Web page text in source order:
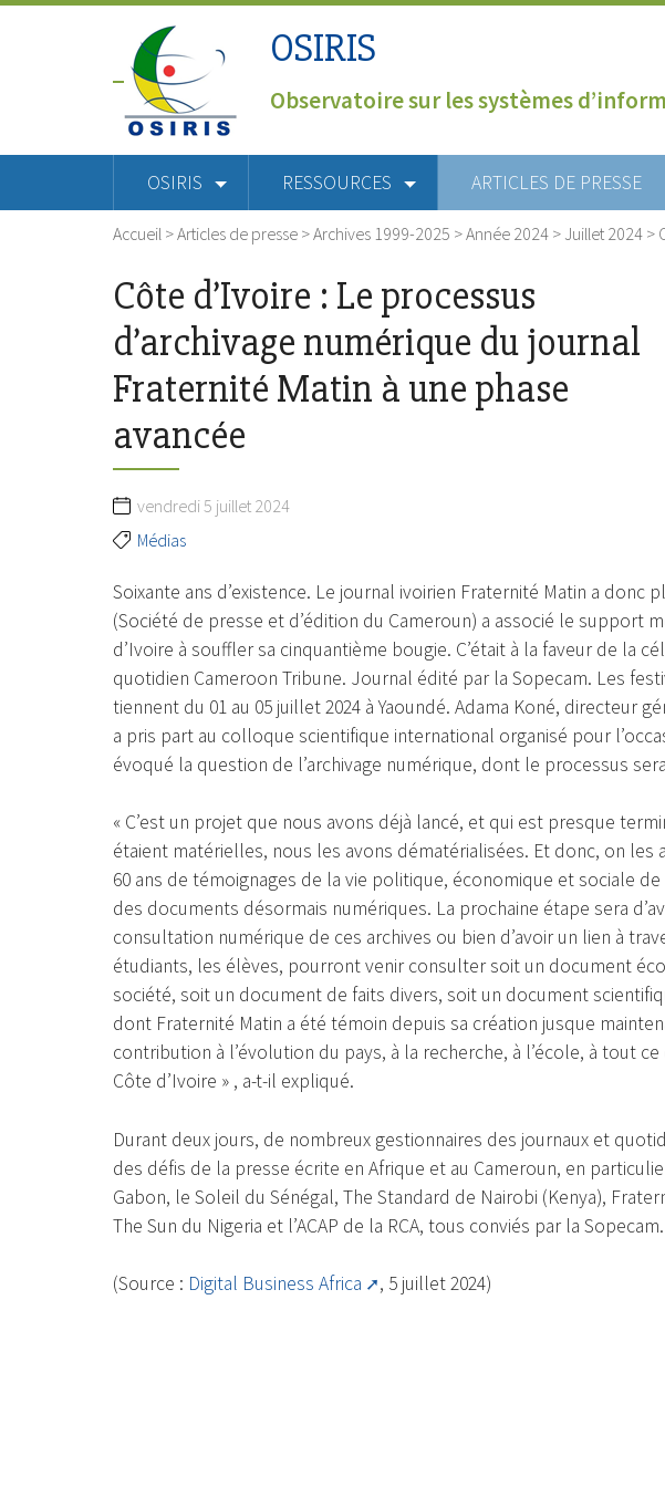
OSIRIS
Observatoire sur les systèmes
OSIRIS RESSOURCES ARTICLES DE PRESSE
Accueil >Articles de presse >Archives 1999-2025 >Année 2024 > Juillet 2024 >
Côte d’Ivoire : Le processus
d’archivage numérique du journal
Fraternité Matin à une phase
avancée
vendredi 5 juillet 2024
Médias
Soixante ans d’existence. Le journal ivoirien Fraternité Matin a donc
(Société de presse et d’édition du Cameroun) a associé le support
d’Ivoire à souffler sa cinquantième bougie. C’était à la faveur de la
quotidien Cameroon Tribune. Journal édité par la Sopecam. Les
tiennent du 01 au 05 juillet 2024 à Yaoundé. Adama Koné, directeur
a pris part au colloque scientifique international organisé pour
évoqué la question de l’archivage numérique, dont le processus
« C’est un projet que nous avons déjà lancé, et qui est presque
étaient matérielles, nous les avons dématérialisées. Et donc, on les
60 ans de témoignages de la vie politique, économique et sociale
des documents désormais numériques. La prochaine étape sera
consultation numérique de ces archives ou bien d’avoir un lien à
étudiants, les élèves, pourront venir consulter soit un document
société, soit un document de faits divers, soit un document
dont Fraternité Matin a été témoin depuis sa création jusque
contribution à l’évolution du pays, à la recherche, à l’école, à tout
Côte d’Ivoire » , a-t-il expliqué.
Durant deux jours, de nombreux gestionnaires des journaux et
des défis de la presse écrite en Afrique et au Cameroun, en
Gabon, le Soleil du Sénégal, The Standard de Nairobi (Kenya),
The Sun du Nigeria et l’ACAP de la RCA, tous conviés par la Sopecam.
(Source : Digital Business Africa , 5 juillet 2024)